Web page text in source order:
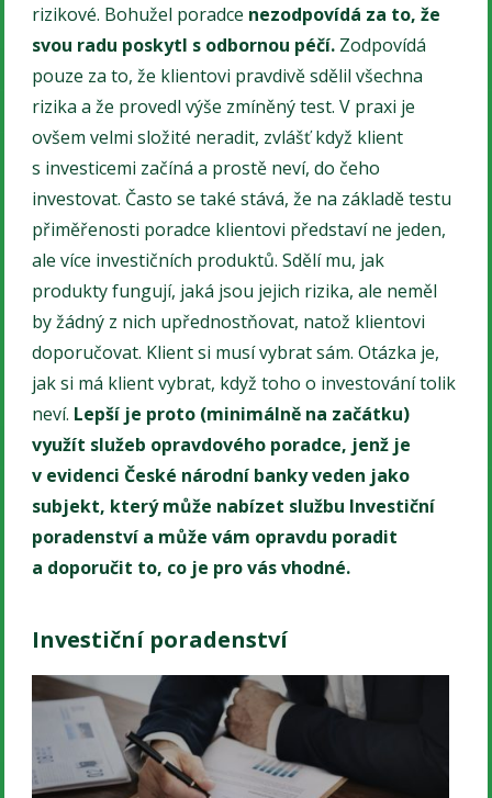
rizikové. Bohužel poradce nezodpovídá za to, že
svou radu poskytl s odbornou péčí. Zodpovídá
pouze za to, že klientovi pravdivě sdělil všechna
rizika a že provedl výše zmíněný test. V praxi je
ovšem velmi složité neradit, zvlášť když klient
s investicemi začíná a prostě neví, do čeho
investovat. Často se také stává, že na základě testu
přiměřenosti poradce klientovi představí ne jeden,
ale více investičních produktů. Sdělí mu, jak
produkty fungují, jaká jsou jejich rizika, ale neměl
by žádný z nich upřednostňovat, natož klientovi
doporučovat. Klient si musí vybrat sám. Otázka je,
jak si má klient vybrat, když toho o investování tolik
neví. Lepší je proto (minimálně na začátku)
využít služeb opravdového poradce, jenž je
v evidenci České národní banky veden jako
subjekt, který může nabízet službu Investiční
poradenství a může vám opravdu poradit
a doporučit to, co je pro vás vhodné.
Investiční poradenství